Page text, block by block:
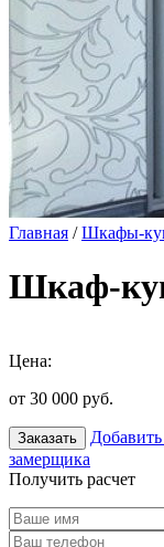
Главная /Шкафы-
Шкаф-
Цена:
от 30 000 руб.
Заказать
замерщика
Получить расчет